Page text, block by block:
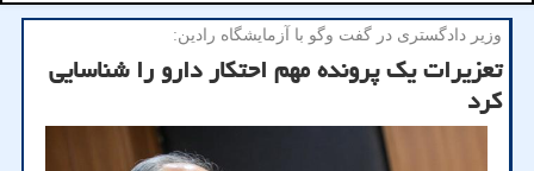
وزیر دادگستری در گفت وگو با آزمایشگاه رادین:
تعزیرات یک پرونده مهم احتکار دارو را شناسایی
کرد